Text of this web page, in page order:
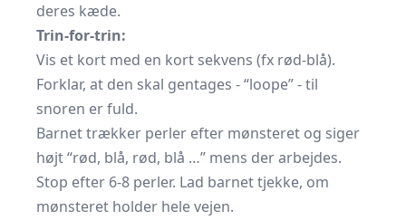
deres kæde.
Trin-for-trin:
Vis et kort med en kort sekvens (fx rød-blå).
Forklar, at den skal gentages - “loope” - til
snoren er fuld.
Barnet trækker perler efter mønsteret og siger
højt “rød, blå, rød, blå …” mens der arbejdes.
Stop efter 6-8 perler. Lad barnet tjekke, om
mønsteret holder hele vejen.